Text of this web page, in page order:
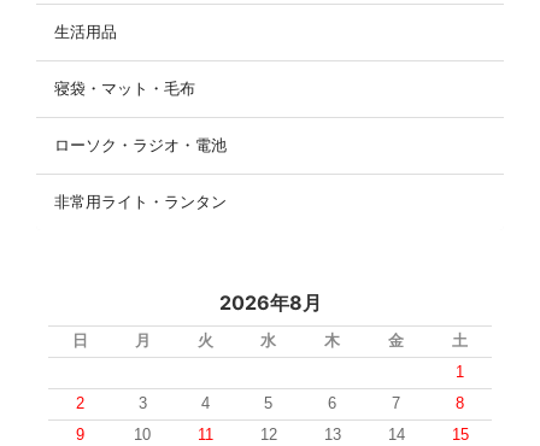
生活用品
寝袋・マット・毛布
ローソク・ラジオ・電池
非常用ライト・ランタン
2026年8月
日 月 火 水 木 金
土
1
2
3 4 5 6 7
8
9
10 11 12 13 14
15